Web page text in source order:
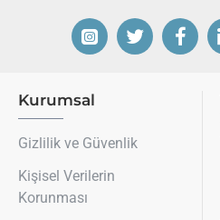
Kurumsal
Gizlilik ve Güvenlik
Kişisel Verilerin
Korunması